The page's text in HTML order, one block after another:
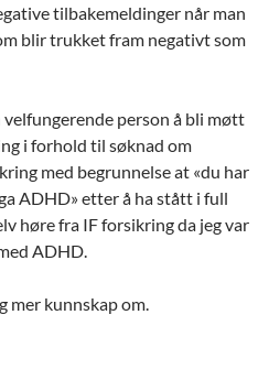
tilbakemeldinger når man
blir trukket fram negativt som
person å bli møtt
i forhold til søknad om
med begrunnelse at «du har
ADHD» etter å ha stått i full
høre fra IF forsikring da jeg var
ADHD.
mer kunnskap om.